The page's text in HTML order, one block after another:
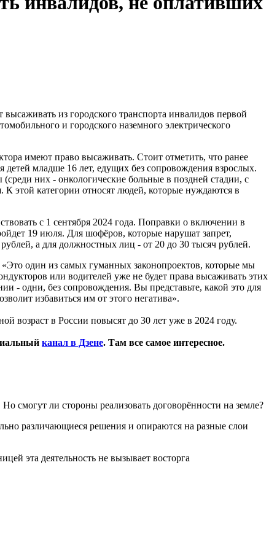
из городского транспорта инвалидов первой
и городского наземного электрического
имеют право высаживать. Стоит отметить, что ранее
младше 16 лет, едущих без сопровождения взрослых.
них - онкологические больные в поздней стадии, с
этой категории относят людей, которые нуждаются в
с 1 сентября 2024 года. Поправки о включении в
19 июля. Для шофёров, которые нарушат запрет,
а для должностных лиц - от 20 до 30 тысяч рублей.
один из самых гуманных законопроектов, которые мы
или водителей уже не будет права высаживать этих
- одни, без сопровождения. Вы представьте, какой это для
избавиться им от этого негатива».
возраст в России повысят до 30 лет уже в 2024 году.
канал в Дзене. Там все самое интересное.
смогут ли стороны реализовать договорённости на земле?
различающиеся решения и опираются на разные слои
эта деятельность не вызывает восторга